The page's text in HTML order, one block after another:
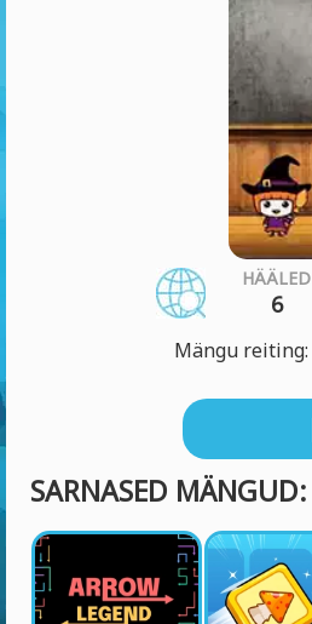
HÄÄLED
6
Mängu reiting:
SARNASED MÄNGUD: